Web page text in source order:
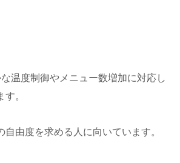
温度制御やメニュー数増加に対応し
。
自由度を求める人に向いています。